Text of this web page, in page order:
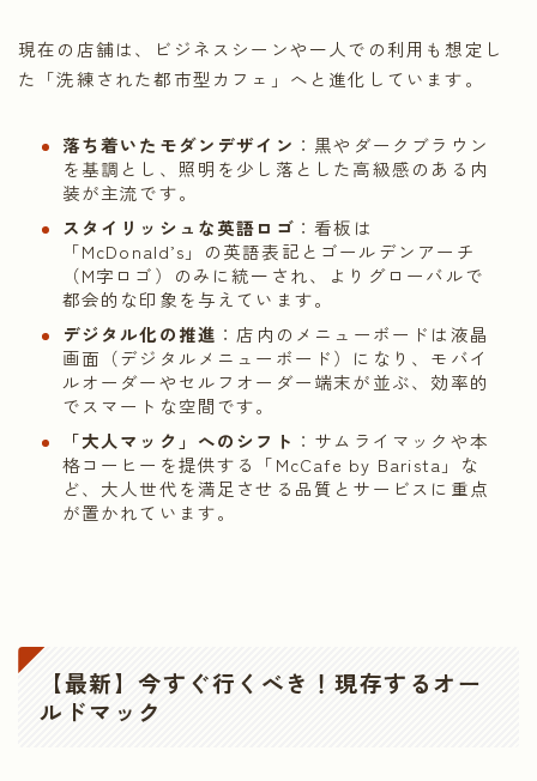
現在の店舗は、ビジネスシーンや一人での利用も想定し
た「洗練された都市型カフェ」へと進化しています。
落ち着いたモダンデザイン ：黒やダークブラウン
を基調とし、照明を少し落とした高級感のある内
装が主流です。
スタイリッシュな英語ロゴ ：看板は
「McDonald’s」の英語表記とゴールデンアーチ
（M字ロゴ）のみに統一され、よりグローバルで
都会的な印象を与えています。
デジタル化の推進 ：店内のメニューボードは液晶
画面（デジタルメニューボード）になり、モバイ
ルオーダーやセルフオーダー端末が並ぶ、効率的
でスマートな空間です。
「大人マック」へのシフト ：サムライマックや本
格コーヒーを提供する「McCafe by Barista」な
ど、大人世代を満足させる品質とサービスに重点
が置かれています。
【最新】今すぐ行くべき！現存するオー
ルドマック